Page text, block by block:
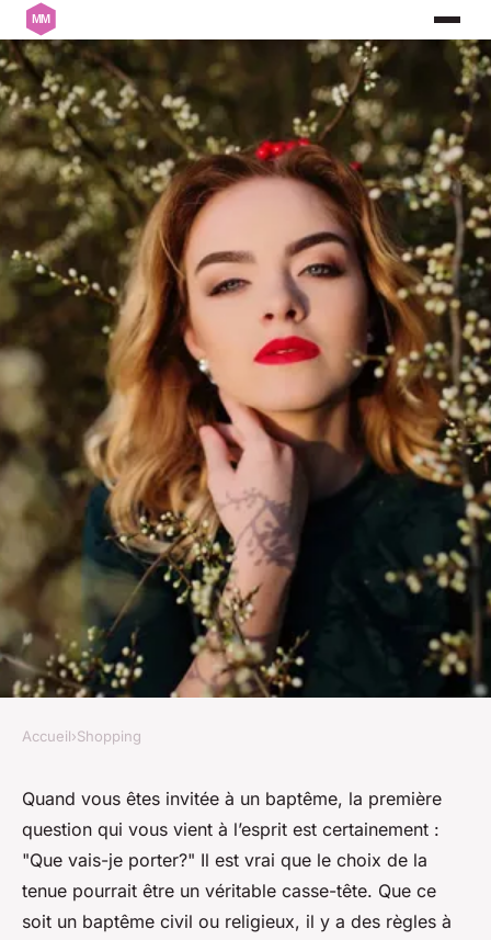
SHOPPING
Quelle technique pour choisir
une tenue d'invitée à un
baptême qui respecte les
conventions?
Accueil›Shopping
Quand vous êtes invitée à un baptême, la première
question qui vous vient à l’esprit est certainement :
"Que vais-je porter?" Il est vrai que le choix de la
tenue pourrait être un véritable casse-tête. Que ce
soit un baptême civil ou religieux, il y a des règles à